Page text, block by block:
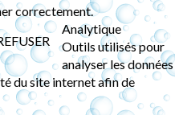
correctement.
Analytique
Outils utilisés pour
analyser les données
du site internet afin de